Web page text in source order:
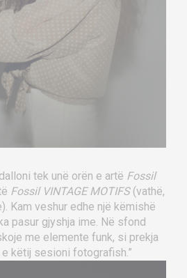
tek unë orën e artë Fossil
Fossil VINTAGE MOTIFS (vathë,
Kam veshur edhe një këmishë
pasur gjyshja ime. Në sfond
me elemente funk, si prekja
këtij sesioni fotografish.”